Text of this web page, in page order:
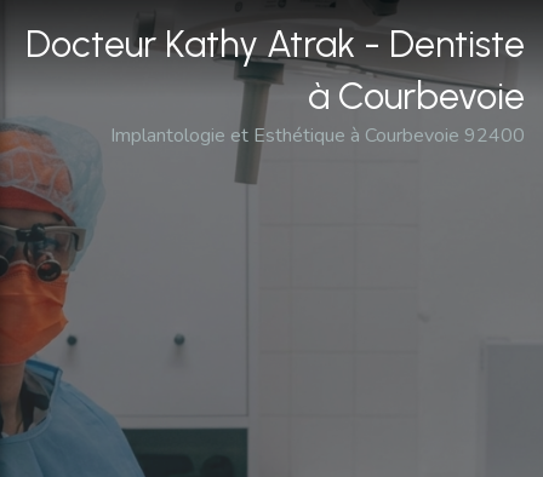
Docteur Kathy Atrak - Dentiste
à Courbevoie
Implantologie et Esthétique à Courbevoie 92400